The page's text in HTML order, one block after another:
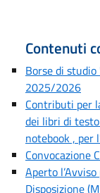
Contenuti
Borse di
2025/2026
Contributi per
dei libri di
notebook , per
Convocazione
Aperto
Disposizione